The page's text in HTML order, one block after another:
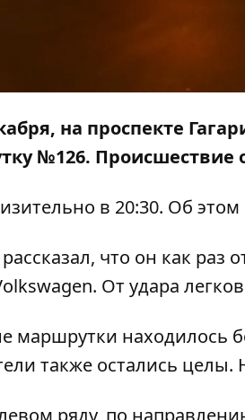
на проспекте
№126. Происшествие
в 20:30. Об
что он как раз
От удара
маршрутки находилось
также остались
ряду, по